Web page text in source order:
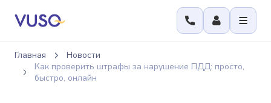
Главная
Новости
Как проверить штрафы за нарушение ПДД: просто,
быстро, онлайн